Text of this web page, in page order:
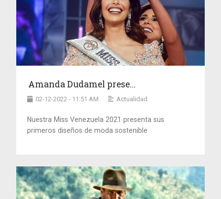
Amanda Dudamel prese...
02-12-2022 - 11:51 AM Actualidad
Nuestra Miss Venezuela 2021 presenta sus
primeros diseños de moda sostenible